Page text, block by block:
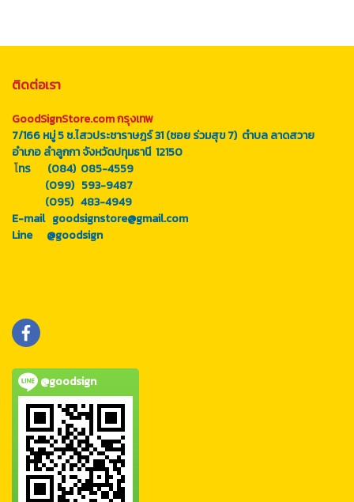
ติดต่อเรา
GoodSignStore.com กรุงเทพ
7/166 หมู่ 5 ซ.ไสวประชาราษฎร์ 31 (ซอย ร่วมสุข 7) ตำบล ลาดสวาย
อำเภอ ลำลูกกา จังหวัดปทุมธานี 12150
โทร (084) 085-4559
(099) 593-9487
(095) 483-4949
E-mail goodsignstore@gmail.com
Line @goodsign
@goodsign